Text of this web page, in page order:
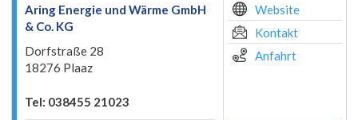
Aring Energie und Wärme GmbH
& Co. KG
Dorfstraße 28
18276 Plaaz
Tel: 038455 21023
Website
Kontakt
Anfahrt